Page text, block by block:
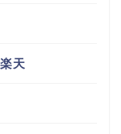
天